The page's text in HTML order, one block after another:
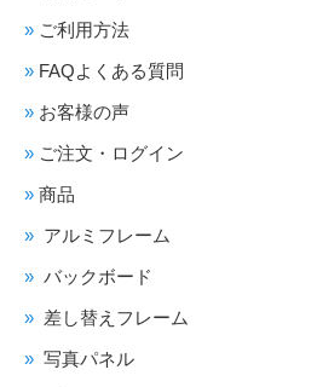
ご利用方法
FAQよくある質問
お客様の声
ご注文・ログイン
商品
アルミフレーム
バックボード
差し替えフレーム
写真パネル